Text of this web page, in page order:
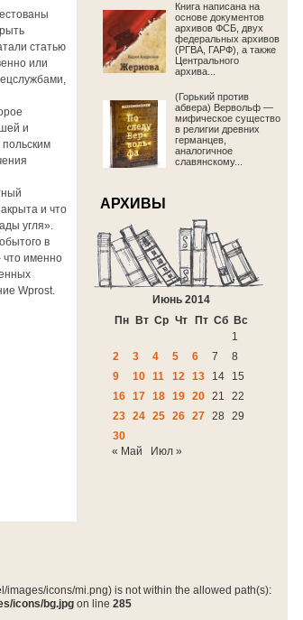
статью
или
и
польским
и что
угля».
в
что именно
Wprost.
Книга написана на
основе документов
архивов ФСБ, двух
федеральных архивов
(РГВА, ГАРФ), а также
Центрального
архива...
(Горький против
абвера) Вервольф —
мифическое существо
в религии древних
германцев,
аналогичное
славянскому...
АРХИВЫ
Июнь 2014
Пн
Вт Ср Чт Пт Сб Вс
1
2
3 4 5 6 7
8
9
10 11 12 13 14
15
16 17 18 19 20 21
22
23 24 25 26 27 28
29
30
« Май
Июл »
images/icons/mi.png) is not within the allowed path(s):
icons/bg.jpg on line 285